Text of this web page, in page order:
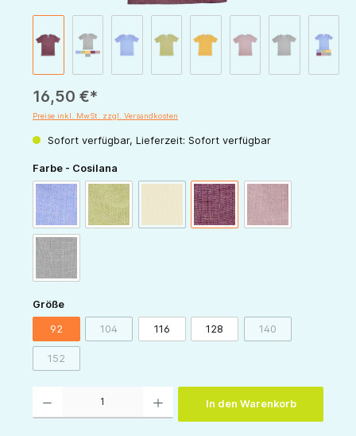
16,50 €*
Preise inkl. MwSt. zzgl. Versandkosten
Sofort verfügbar, Lieferzeit: Sofort verfügbar
Farbe - Cosilana
blau-meliertgrün-meliert gelb-meliert
(Diese Option ist zurzeit nicht verfügbar.)
weinrot-meliertrosa-meliert
grau-meliert
Größeauswählen
92 104(Diese Option ist zurzeit nicht verfügbar.)
116 128 140(Diese Option ist
152(Diese Option ist zurzeit nicht verfügbar.)
In den Warenkorb